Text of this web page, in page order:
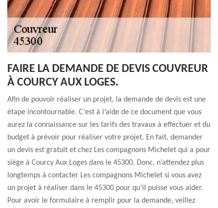
FAIRE LA DEMANDE DE DEVIS COUVREUR
À COURCY AUX LOGES.
Afin de pouvoir réaliser un projet, la demande de devis est une
étape incontournable. C’est à l’aide de ce document que vous
aurez la connaissance sur les tarifs des travaux à effectuer et du
budget à prévoir pour réaliser votre projet. En fait, demander
un devis est gratuit et chez Les compagnons Michelet qui a pour
siège à Courcy Aux Loges dans le 45300. Donc, n’attendez plus
longtemps à contacter Les compagnons Michelet si vous avez
un projet à réaliser dans le 45300 pour qu’il puisse vous aider.
Pour avoir le formulaire à remplir pour la demande, veillez